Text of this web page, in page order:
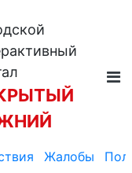
Жалобы